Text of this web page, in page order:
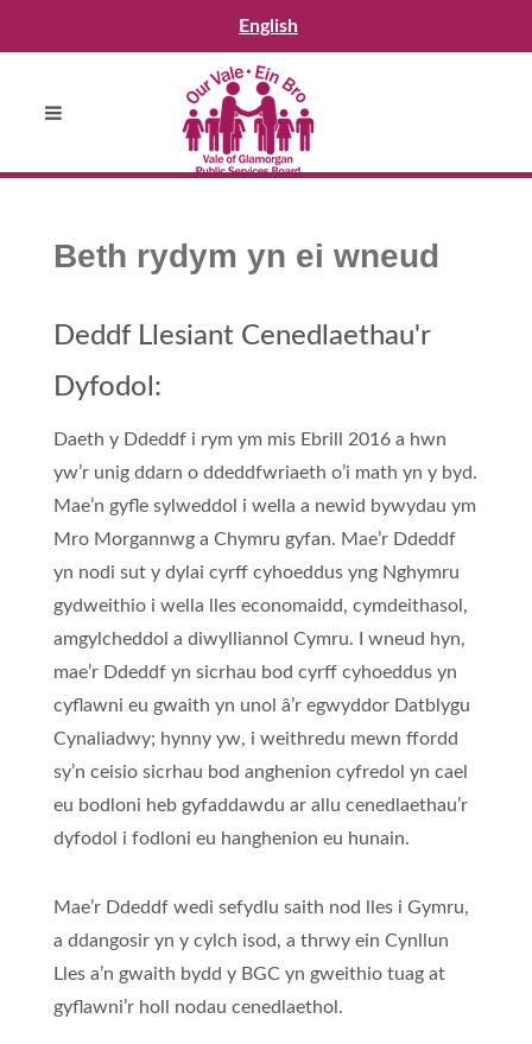
English
Beth rydym yn ei wneud
Deddf Llesiant Cenedlaethau'r
Dyfodol:
Daeth y Ddeddf i rym ym mis Ebrill 2016 a hwn
yw’r unig ddarn o ddeddfwriaeth o’i math yn y byd.
Mae’n gyfle sylweddol i wella a newid bywydau ym
Mro Morgannwg a Chymru gyfan. Mae’r Ddeddf
yn nodi sut y dylai cyrff cyhoeddus yng Nghymru
gydweithio i wella lles economaidd, cymdeithasol,
amgylcheddol a diwylliannol Cymru. I wneud hyn,
mae’r Ddeddf yn sicrhau bod cyrff cyhoeddus yn
cyflawni eu gwaith yn unol â’r egwyddor Datblygu
Cynaliadwy; hynny yw, i weithredu mewn ffordd
sy’n ceisio sicrhau bod anghenion cyfredol yn cael
eu bodloni heb gyfaddawdu ar allu cenedlaethau’r
dyfodol i fodloni eu hanghenion eu hunain.
Mae’r Ddeddf wedi sefydlu saith nod lles i Gymru,
a ddangosir yn y cylch isod, a thrwy ein Cynllun
Lles a’n gwaith bydd y BGC yn gweithio tuag at
gyflawni’r holl nodau cenedlaethol.